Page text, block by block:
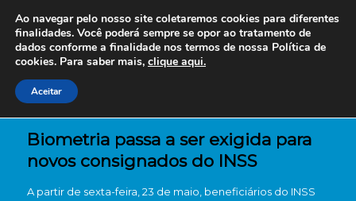
Biometria passa a ser exigida para
novos consignados do INSS
A partir de sexta-feira, 23 de maio, beneficiários do INSS
Ao navegar pelo nosso site coletaremos cookies para diferentes
finalidades. Você poderá sempre se opor ao tratamento de
dados conforme a finalidade nos termos de nossa Política de
cookies. Para saber mais, clique aqui.
Aceitar